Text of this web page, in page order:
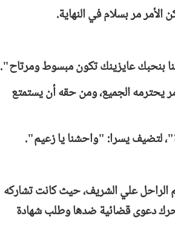
الأمر مر بسلام في النهاية.
بنحبك عايزينك تكون مبسوط ومرتاح".
يحترمه الجميع، ومن حقه أن يستمتع
لتضيف يسرا: "واحشنا يا زعيم".
علي الشريف، حيث كانت تشاركه
دعوى قضائية ضدها وطلب شهادة